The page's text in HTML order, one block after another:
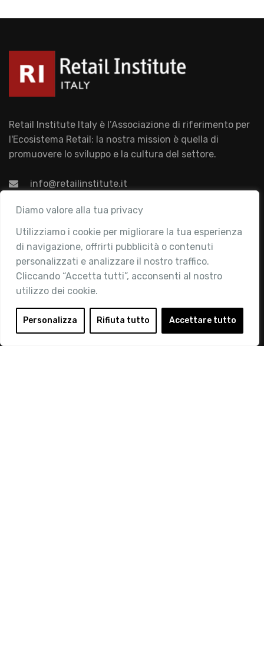
Diamo valore alla tua privacy
Utilizziamo i cookie per migliorare la tua esperienza
di navigazione, offrirti pubblicità o contenuti
personalizzati e analizzare il nostro traffico.
Cliccando “Accetta tutti”, acconsenti al nostro
utilizzo dei cookie.
Personalizza Rifiuta tutto Accettare tutto
Retail Institute Italy è l’Associazione di riferimento per
l'Ecosistema Retail: la nostra mission è quella di
promuovere lo sviluppo e la cultura del settore.
info@retailinstitute.it
Associazione
Chi siamo
Attività
Contatti
Area Riservata
Login
Diventa Socio